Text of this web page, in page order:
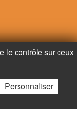
le contrôle sur ceux
Personnaliser